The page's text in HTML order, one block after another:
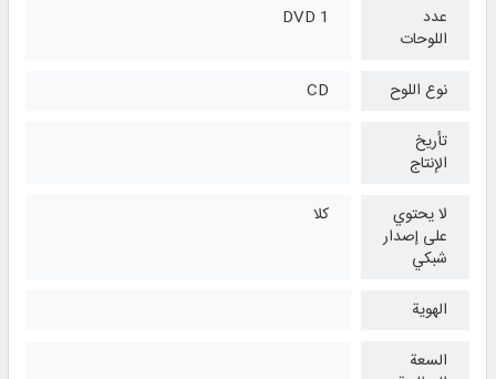
عدد
اللوحات
1 DVD
نوع اللوح
CD
تأريخ
الإنتاج
لا يحتوي
على إصدار
شبكي
كلا
الهوية
السعة